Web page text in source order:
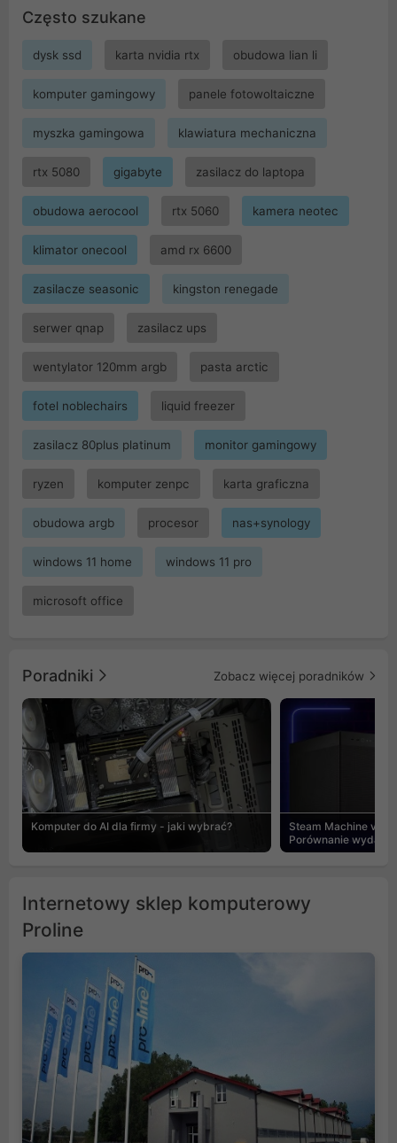
Często szukane
dysk ssd karta nvidia rtx obudowa lian li
komputer gamingowy panele fotowoltaiczne
myszka gamingowa klawiatura mechaniczna
rtx 5080 gigabyte zasilacz do laptopa
obudowa aerocool rtx 5060 kamera neotec
klimator onecool amd rx 6600
zasilacze seasonic kingston renegade
serwer qnap zasilacz ups
wentylator 120mm argb pasta arctic
fotel noblechairs liquid freezer
zasilacz 80plus platinum monitor gamingowy
ryzen komputer zenpc karta graficzna
obudowa argb procesor nas+synology
windows 11 home windows 11 pro
microsoft office
Poradniki Zobacz więcej poradników
Komputer do AI dla firmy - jaki wybrać?
Steam Machine vs
Porównanie
Internetowy sklep komputerowy
Proline